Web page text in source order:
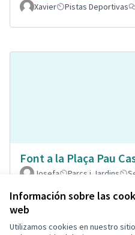
Información sobre las
web
Utilizamos cookies en nuestro
Xavier
Pistas Deportivas
Font a la Plaça Pau
Josefa
Parcs i Jardins
Términos y condiciones de uso